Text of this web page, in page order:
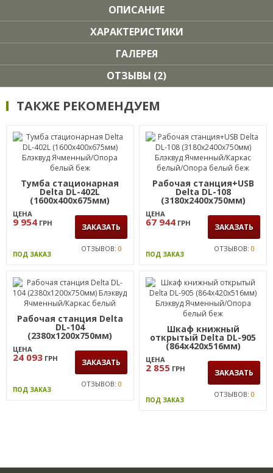
ОПИСАНИЕ
ХАРАКТЕРИСТИКИ
ГАЛЕРЕЯ
ОТЗЫВЫ (2)
ТАКЖЕ РЕКОМЕНДУЕМ
Тумба стационарная
Delta DL-402L
(1600х400х675мм)
Блэквуд Ячменный/
Опора белый беж
ЦЕНА
9 954 ГРН ЗАКАЗАТЬ
ПОД ЗАКАЗ
ОТЗЫВОВ: 0
Рабочая станция+USB
Delta DL-108
(3180х2400х750мм)
Блэквуд Ячменный/
Каркас белый/Опора
белый беж
ЦЕНА
67 944 ГРН ЗАКАЗАТЬ
ПОД ЗАКАЗ
ОТЗЫВОВ: 0
Рабочая станция Delta
DL-104
(2380х1200х750мм)
Блэквуд Ячменный/
Каркас белый
ЦЕНА
24 093 ГРН ЗАКАЗАТЬ
ПОД ЗАКАЗ
ОТЗЫВОВ: 0
Шкаф книжный
открытый Delta DL-905
(864х420х516мм)
Блэквуд Ячменный/
Опора белый беж
ЦЕНА
2 855 ГРН ЗАКАЗАТЬ
ПОД ЗАКАЗ
ОТЗЫВОВ: 0